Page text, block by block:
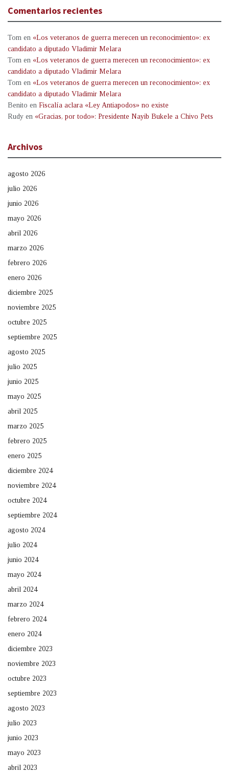
Comentarios recientes
Tom en «Los veteranos de guerra merecen un reconocimiento»: ex
candidato a diputado Vladimir Melara
Tom en «Los veteranos de guerra merecen un reconocimiento»: ex
candidato a diputado Vladimir Melara
Tom en «Los veteranos de guerra merecen un reconocimiento»: ex
candidato a diputado Vladimir Melara
Benito en Fiscalía aclara «Ley Antiapodos» no existe
Rudy en «Gracias, por todo»: Presidente Nayib Bukele a Chivo Pets
Archivos
agosto 2026
julio 2026
junio 2026
mayo 2026
abril 2026
marzo 2026
febrero 2026
enero 2026
diciembre 2025
noviembre 2025
octubre 2025
septiembre 2025
agosto 2025
julio 2025
junio 2025
mayo 2025
abril 2025
marzo 2025
febrero 2025
enero 2025
diciembre 2024
noviembre 2024
octubre 2024
septiembre 2024
agosto 2024
julio 2024
junio 2024
mayo 2024
abril 2024
marzo 2024
febrero 2024
enero 2024
diciembre 2023
noviembre 2023
octubre 2023
septiembre 2023
agosto 2023
julio 2023
junio 2023
mayo 2023
abril 2023